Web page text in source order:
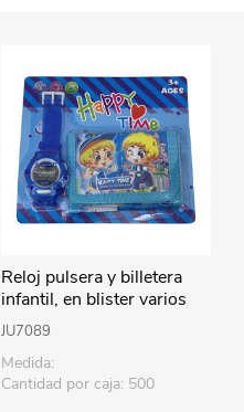
Reloj pulsera y billetera
infantil, en blister varios
colores
JU7089
Medida:
Cantidad por caja: 500